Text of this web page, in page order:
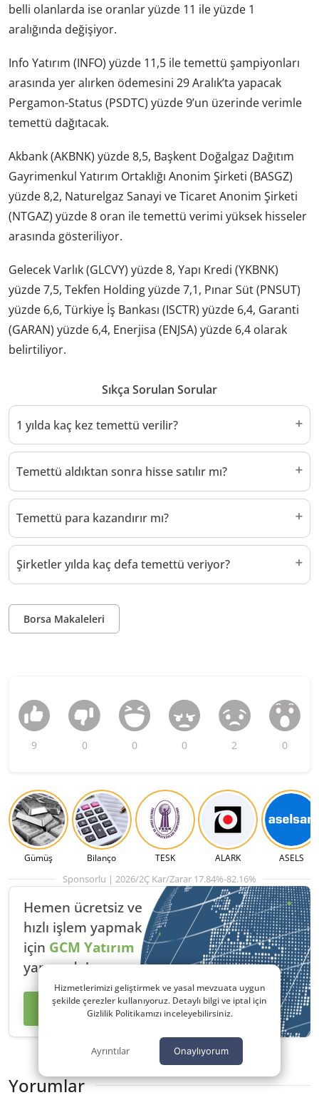
belli olanlarda ise oranlar yüzde 11 ile yüzde 1
aralığında değişiyor.
Info Yatırım (INFO) yüzde 11,5 ile temettü şampiyonları
arasında yer alırken ödemesini 29 Aralık’ta yapacak
Pergamon-Status (PSDTC) yüzde 9’un üzerinde verimle
temettü dağıtacak.
Akbank (AKBNK) yüzde 8,5, Başkent Doğalgaz Dağıtım
Gayrimenkul Yatırım Ortaklığı Anonim Şirketi (BASGZ)
yüzde 8,2, Naturelgaz Sanayi ve Ticaret Anonim Şirketi
(NTGAZ) yüzde 8 oran ile temettü verimi yüksek hisseler
arasında gösteriliyor.
Gelecek Varlık (GLCVY) yüzde 8, Yapı Kredi (YKBNK)
yüzde 7,5, Tekfen Holding yüzde 7,1, Pınar Süt (PNSUT)
yüzde 6,6, Türkiye İş Bankası (ISCTR) yüzde 6,4, Garanti
(GARAN) yüzde 6,4, Enerjisa (ENJSA) yüzde 6,4 olarak
belirtiliyor.
Sıkça Sorulan Sorular
1 yılda kaç kez temettü verilir?
Temettü aldıktan sonra hisse satılır mı?
Temettü para kazandırır mı?
Şirketler yılda kaç defa temettü veriyor?
Borsa Makaleleri
9 0 0 0 2 0
Gümüş Bilanço TESK ALARK ASELS
Sponsorlu | 2026/2Ç Kar/Zarar 17.84%-82.16%
Hemen ücretsiz ve
hızlı işlem yapmak
için GCM Yatırım
yanınızda!
İşlem Yap
Yorumlar
Hizmetlerimizi geliştirmek ve yasal mevzuata uygun
şekilde çerezler kullanıyoruz. Detaylı bilgi ve iptal için
Gizlilik Politikamızı inceleyebilirsiniz.
Ayrıntılar Onaylıyorum